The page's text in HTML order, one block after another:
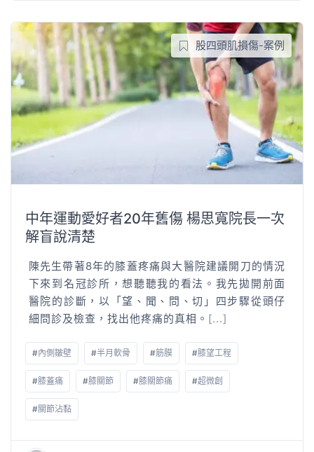
股四頭肌損傷-案例
中年運動愛好者20年舊傷 楊思寬院長一次
解盲說清楚
陳先生帶著8年的膝蓋疼痛與大醫院建議開刀的情況
下來到名冠診所，想聽聽我的看法。我先拋開前面
醫院的診斷，以「望、聞、問、切」四步驟從頭仔
細問診及檢查，找出他疼痛的真相。 [...]
#內側皺壁 #半月軟骨 #筋膜 #膝望工程
#膝蓋痛 #膝關節 #膝關節痛 #超微創
#關節沾黏